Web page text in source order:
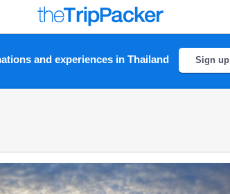
and experiences in Thailand Sign up